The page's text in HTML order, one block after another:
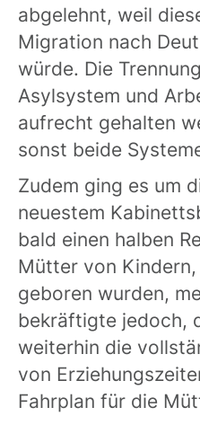
abgelehnt, weil
Migration nach
würde. Die
Asylsystem und
aufrecht gehalten
sonst beide
Zudem ging es um
neuestem
bald einen halben
Mütter von
geboren wurden,
bekräftigte jedoch,
weiterhin die
von
Fahrplan für die